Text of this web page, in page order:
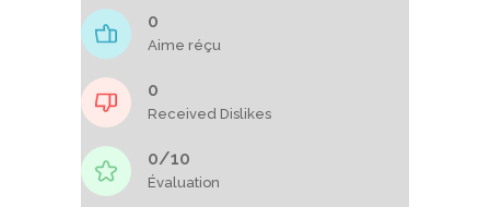
0
Aime réçu
0
Received Dislikes
0/10
Évaluation